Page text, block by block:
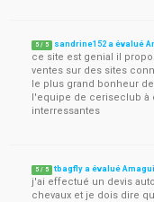
5 / 5 sandrine152 a évalué
ce site est genial il
ventes sur des sites
le plus grand bonheur
l'equipe de ceriseclub à
interressantes
5 / 5 tbagfly a évalué
j'ai effectué un devis
chevaux et je dois dire